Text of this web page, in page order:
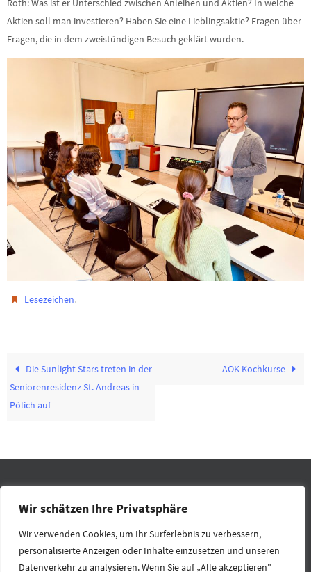
Wir schätzen Ihre Privatsphäre
Wir verwenden Cookies, um Ihr Surferlebnis zu verbessern,
personalisierte Anzeigen oder Inhalte einzusetzen und unseren
Datenverkehr zu analysieren. Wenn Sie auf „Alle akzeptieren"
Roth: Was ist er Unterschied zwischen Anleihen und Aktien? In welche
Aktien soll man investieren? Haben Sie eine Lieblingsaktie? Fragen über
Fragen, die in dem zweistündigen Besuch geklärt wurden.
Lesezeichen.
Die Sunlight Stars treten in der
Seniorenresidenz St. Andreas in
Pölich auf
AOK Kochkurse
IMPRESSUM DATENSCHUTZ RECHTLICHES
HOME
Präsentiert vonNirvana&WordPress.